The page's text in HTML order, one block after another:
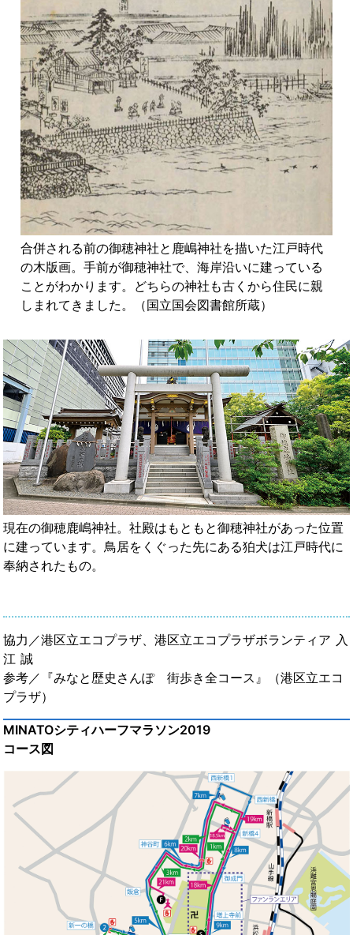
合併される前の御穂神社と鹿嶋神社を描いた江戸時代
の木版画。手前が御穂神社で、海岸沿いに建っている
ことがわかります。どちらの神社も古くから住民に親
しまれてきました。（国立国会図書館所蔵）
現在の御穂鹿嶋神社。社殿はもともと御穂神社があった位置
に建っています。鳥居をくぐった先にある狛犬は江戸時代に
奉納されたもの。
協力／港区立エコプラザ、港区立エコプラザボランティア 入
江 誠
参考／『みなと歴史さんぽ 街歩き全コース』（港区立エコ
プラザ）
MINATOシティハーフマラソン2019
コース図